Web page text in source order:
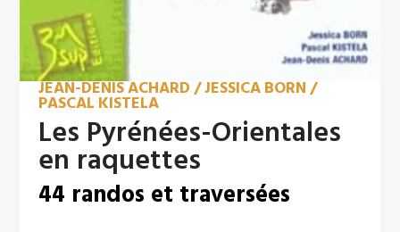
JEAN-DENIS ACHARD / JESSICA BORN /
PASCAL KISTELA
Les Pyrénées-Orientales
en raquettes
44 randos et traversées